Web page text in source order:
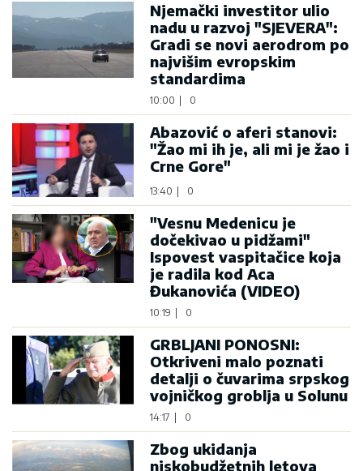
Njemački investitor ulio
nadu u razvoj "SJEVERA":
Gradi se novi aerodrom po
najvišim evropskim
standardima
10:00 0
Abazović o aferi stanovi:
"Žao mi ih je, ali mi je žao i
Crne Gore"
13:40 0
"Vesnu Medenicu je
dočekivao u pidžami"
Ispovest vaspitačice koja
je radila kod Aca
Đukanovića (VIDEO)
10:19 0
GRBLJANI PONOSNI:
Otkriveni malo poznati
detalji o čuvarima srpskog
vojničkog groblja u Solunu
14:17 0
Zbog ukidanja
niskobudžetnih letova